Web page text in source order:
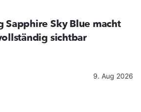
Sapphire Sky Blue macht
sichtbar
9. Aug 2026